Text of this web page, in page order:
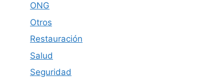
ONG
Otros
Restauración
Salud
Seguridad